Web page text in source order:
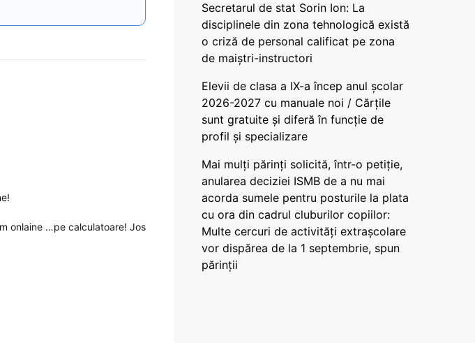
onlaine …pe calculatoare! Jos
Secretarul de stat Sorin Ion: La
disciplinele din zona tehnologică există
o criză de personal calificat pe zona
de maiștri-instructori
Elevii de clasa a IX-a încep anul școlar
2026-2027 cu manuale noi / Cărțile
sunt gratuite și diferă în funcție de
profil și specializare
Mai mulți părinți solicită, într-o petiție,
anularea deciziei ISMB de a nu mai
acorda sumele pentru posturile la plata
cu ora din cadrul cluburilor copiilor:
Multe cercuri de activități extrașcolare
vor dispărea de la 1 septembrie, spun
părinții